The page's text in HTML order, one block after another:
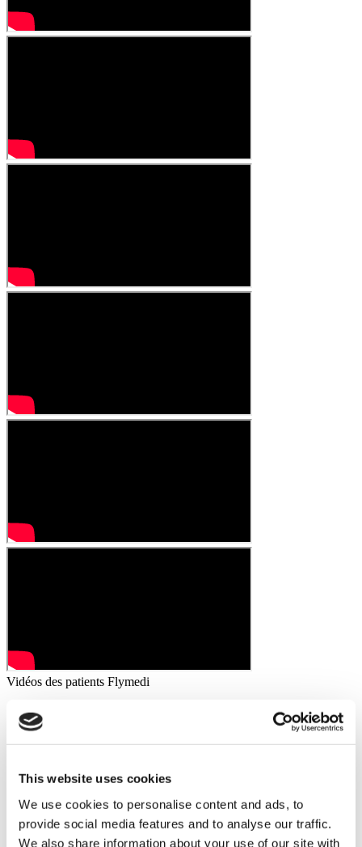
This website uses cookies
We use cookies to personalise content and ads, to
provide social media features and to analyse our traffic.
We also share information about your use of our site with
Vidéos des patients Flymedi
Traitements
révision(1) Chirurgie De Bypass Gastrique
Chirurgie du diabète Fundoplication de Nissen
Interposition iléale par voie laparoscopique (1)
Gastric Bypass(1) Révision de la Sleeve gastrique(1)
Sleeve Gastrique(1)